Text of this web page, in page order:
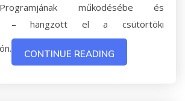
működésébe és
– hangzott el a csütörtöki
CONTINUE READING